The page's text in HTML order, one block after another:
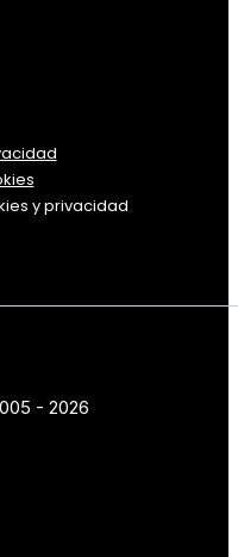
y privacidad
- 2026